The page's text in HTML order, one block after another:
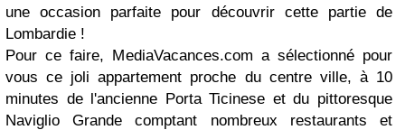
une occasion parfaite pour découvrir cette partie de
Lombardie !
Pour ce faire, MediaVacances.com a sélectionné pour
vous ce joli appartement proche du centre ville, à 10
minutes de l'ancienne Porta Ticinese et du pittoresque
Naviglio Grande comptant nombreux restaurants et